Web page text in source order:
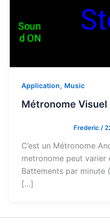
Application, Music
Métronome Visuel
Frederic /
C’est un Métronome
metronome peut varier
Battements par minute
[…]